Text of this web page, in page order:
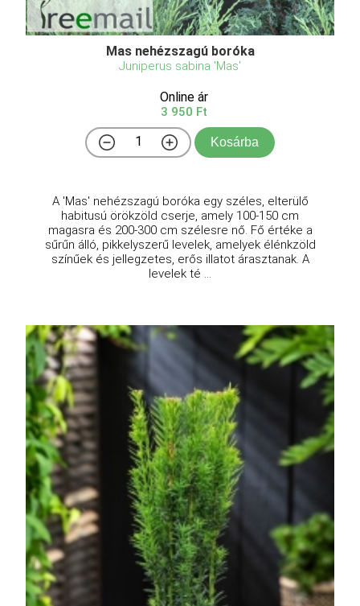
Mas nehézszagú boróka
Juniperus sabina 'Mas'
Online ár
3 950 Ft
Kosárba
A 'Mas' nehézszagú boróka egy széles, elterülő
habitusú örökzöld cserje, amely 100-150 cm
magasra és 200-300 cm szélesre nő. Fő értéke a
sűrűn álló, pikkelyszerű levelek, amelyek élénkzöld
színűek és jellegzetes, erős illatot árasztanak. A
levelek té ...